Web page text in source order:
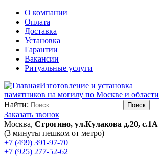
О компании
Оплата
Доставка
Установка
Гарантии
Вакансии
Ритуальные услуги
Изготовление и установка
памятников на могилу по Москве и области
Найти:
Заказать звонок
Москва, Строгино, ул.Кулакова д.20, с.1А
(3 минуты пешком от метро)
+7 (499) 391-97-70
+7 (925) 277-52-62